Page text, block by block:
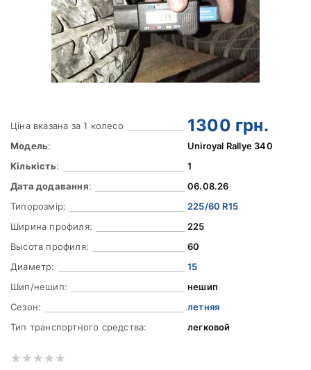
Ціна вказана за 1 колесо 1300 грн.
Модель:
Uniroyal Rallye 340
Кількість:
1
Дата додавання:
06.08.26
Типорозмір:
225/60 R15
Ширина профиля:
225
Высота профиля:
60
Диаметр:
15
Шип/нешип:
нешип
Сезон:
летняя
Тип транспортного средства:
легковой